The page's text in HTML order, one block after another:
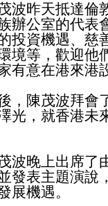
昨天抵達倫敦
辦公室的代表
投資機遇、慈
境等，歡迎他
有意在港來港
陳茂波拜會了
光，就香港未
晚上出席了由
發表主題演說
展機遇。